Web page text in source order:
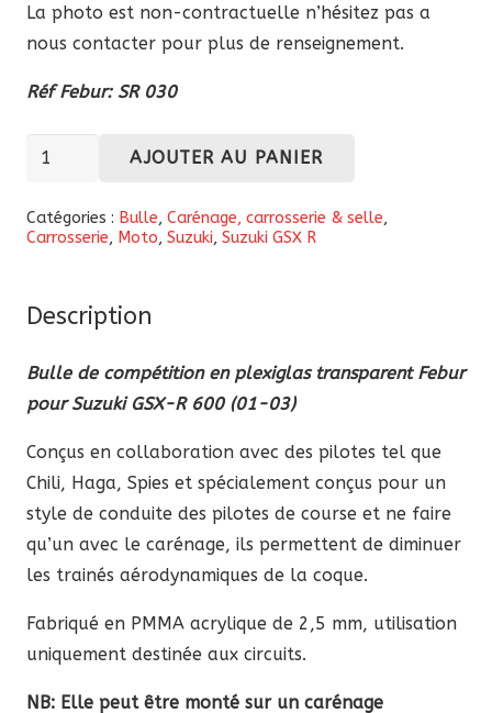
La photo est non-contractuelle n’hésitez pas a
nous contacter pour plus de renseignement.
Réf Febur: SR 030
quantité
Bulle
compétition
plexiglas
transparent
Febur
Suzuki
R
600
2001-
2003
AJOUTER AU PANIER
Catégories : Bulle, Carénage, carrosserie & selle,
Carrosserie, Moto, Suzuki, Suzuki GSX R
Description
Bulle de compétition en plexiglas transparent Febur
pour Suzuki GSX-R 600 (01-03)
Conçus en collaboration avec des pilotes tel que
Chili, Haga, Spies et spécialement conçus pour un
style de conduite des pilotes de course et ne faire
qu’un avec le carénage, ils permettent de diminuer
les trainés aérodynamiques de la coque.
Fabriqué en PMMA acrylique de 2,5 mm, utilisation
uniquement destinée aux circuits.
NB: Elle peut être monté sur un carénage